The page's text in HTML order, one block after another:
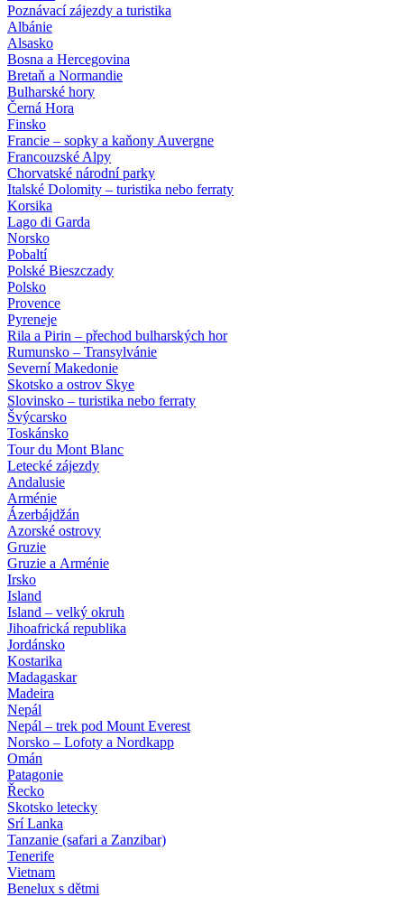
Poznávací zájezdy a turistika
Albánie
Alsasko
Bosna a Hercegovina
Bretaň a Normandie
Bulharské hory
Černá Hora
Finsko
Francie – sopky a kaňony Auvergne
Francouzské Alpy
Chorvatské národní parky
Italské Dolomity – turistika nebo ferraty
Korsika
Lago di Garda
Norsko
Pobaltí
Polské Bieszczady
Polsko
Provence
Pyreneje
Rila a Pirin – přechod bulharských hor
Rumunsko – Transylvánie
Severní Makedonie
Skotsko a ostrov Skye
Slovinsko – turistika nebo ferraty
Švýcarsko
Toskánsko
Tour du Mont Blanc
Letecké zájezdy
Andalusie
Arménie
Ázerbájdžán
Azorské ostrovy
Gruzie
Gruzie a Arménie
Irsko
Island
Island – velký okruh
Jihoafrická republika
Jordánsko
Kostarika
Madagaskar
Madeira
Nepál
Nepál – trek pod Mount Everest
Norsko – Lofoty a Nordkapp
Omán
Patagonie
Řecko
Skotsko letecky
Srí Lanka
Tanzanie (safari a Zanzibar)
Tenerife
Vietnam
Benelux s dětmi